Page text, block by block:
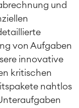
und
von Aufgaben
innovative
kritischen
nahtlos